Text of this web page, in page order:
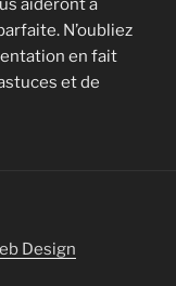
aideront à
N’oubliez
en fait
et de
Design